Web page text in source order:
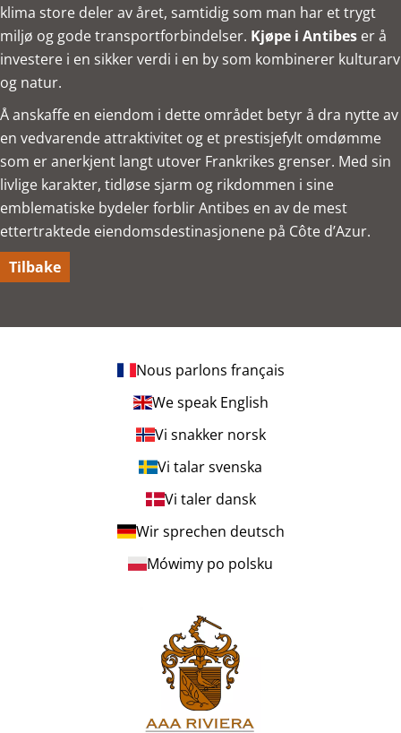
klima store deler av året, samtidig som man har et trygt
miljø og gode transportforbindelser. Kjøpe i Antibes er å
investere i en sikker verdi i en by som kombinerer kulturarv
og natur.
Å anskaffe en eiendom i dette området betyr å dra nytte av
en vedvarende attraktivitet og et prestisjefylt omdømme
som er anerkjent langt utover Frankrikes grenser. Med sin
livlige karakter, tidløse sjarm og rikdommen i sine
emblematiske bydeler forblir Antibes en av de mest
ettertraktede eiendomsdestinasjonene på Côte d’Azur.
Tilbake
Nous parlons français
We speak English
Vi snakker norsk
Vi talar svenska
Vi taler dansk
Wir sprechen deutsch
Mówimy po polsku